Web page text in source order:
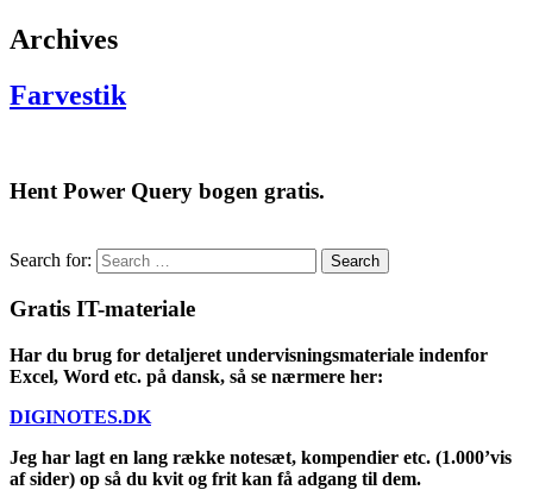
Archives
Farvestik
Hent Power Query bogen gratis.
Search for:
Gratis IT-materiale
Har du brug for detaljeret undervisningsmateriale indenfor
Excel, Word etc. på dansk, så se nærmere her:
DIGINOTES.DK
Jeg har lagt en lang række notesæt, kompendier etc. (1.000’vis
af sider) op så du kvit og frit kan få adgang til dem.